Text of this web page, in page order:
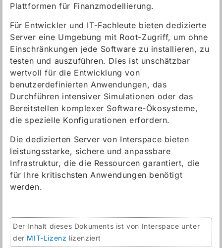
Plattformen für Finanzmodellierung.
Für Entwickler und IT-Fachleute bieten dedizierte
Server eine Umgebung mit Root-Zugriff, um ohne
Einschränkungen jede Software zu installieren, zu
testen und auszuführen. Dies ist unschätzbar
wertvoll für die Entwicklung von
benutzerdefinierten Anwendungen, das
Durchführen intensiver Simulationen oder das
Bereitstellen komplexer Software-Ökosysteme,
die spezielle Konfigurationen erfordern.
Die dedizierten Server von Interspace bieten
leistungsstarke, sichere und anpassbare
Infrastruktur, die die Ressourcen garantiert, die
für Ihre kritischsten Anwendungen benötigt
werden.
Der Inhalt dieses Dokuments ist von Interspace unter
der MIT-Lizenz lizenziert